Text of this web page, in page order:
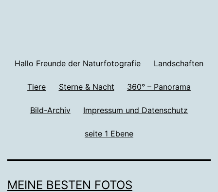
Hallo Freunde der Naturfotografie Landschaften
Tiere Sterne & Nacht 360° – Panorama
Bild-Archiv Impressum und Datenschutz
seite 1 Ebene
MEINE BESTEN FOTOS